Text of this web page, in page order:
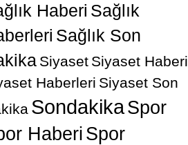
Haberi Sağlık
Sağlık Son
Siyaset Siyaset Haberi
Haberleri Siyaset Son
SondakikaSpor
HaberiSpor